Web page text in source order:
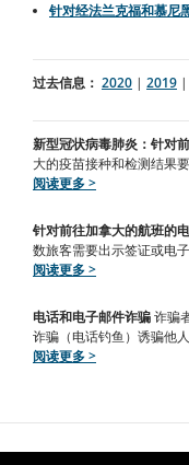
针对经法兰克福和慕尼
过去信息： 2020 | 2019 |
新型冠状病毒肺炎：针对
大的疫苗接种和检测结果
阅读更多 >
针对前往加拿大的航班的
数旅客需要出示签证或电
阅读更多 >
电话和电子邮件诈骗诈骗
诈骗（电话钓鱼）诱骗他
阅读更多 >